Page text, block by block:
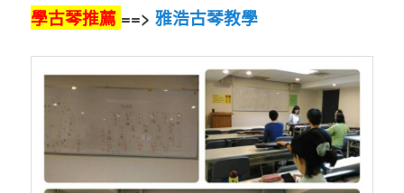
學古琴推薦 ==>雅浩古琴教學